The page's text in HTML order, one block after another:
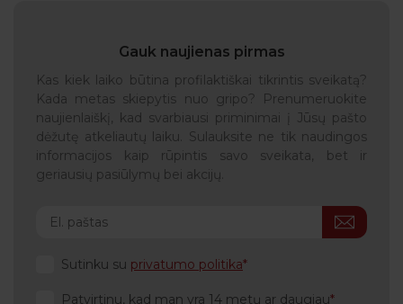
Gauk naujienas pirmas
Kas kiek laiko būtina profilaktiškai tikrintis sveikatą?
Kada metas skiepytis nuo gripo? Prenumeruokite
naujienlaiškį, kad svarbiausi priminimai į Jūsų pašto
dėžutę atkeliautų laiku. Sulauksite ne tik naudingos
informacijos kaip rūpintis savo sveikata, bet ir
geriausių pasiūlymų bei akcijų.
Sutinku su privatumo politika
Patvirtinu, kad man yra 14 metų ar daugiau